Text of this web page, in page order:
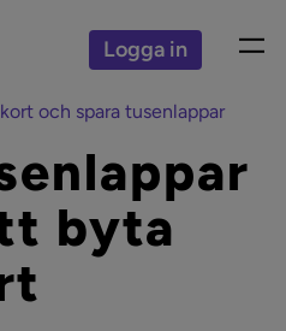
Logga in
och spara tusenlappar
byta